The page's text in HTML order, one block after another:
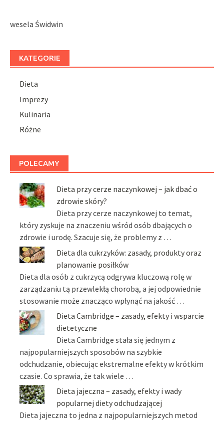
wesela Świdwin
KATEGORIE
Dieta
Imprezy
Kulinaria
Różne
POLECAMY
Dieta przy cerze naczynkowej – jak dbać o
zdrowie skóry?
Dieta przy cerze naczynkowej to temat,
który zyskuje na znaczeniu wśród osób dbających o
zdrowie i urodę. Szacuje się, że problemy z …
Dieta dla cukrzyków: zasady, produkty oraz
planowanie posiłków
Dieta dla osób z cukrzycą odgrywa kluczową rolę w
zarządzaniu tą przewlekłą chorobą, a jej odpowiednie
stosowanie może znacząco wpłynąć na jakość …
Dieta Cambridge – zasady, efekty i wsparcie
dietetyczne
Dieta Cambridge stała się jednym z
najpopularniejszych sposobów na szybkie
odchudzanie, obiecując ekstremalne efekty w krótkim
czasie. Co sprawia, że tak wiele …
Dieta jajeczna – zasady, efekty i wady
popularnej diety odchudzającej
Dieta jajeczna to jedna z najpopularniejszych metod